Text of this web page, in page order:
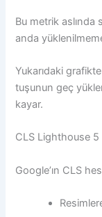
Bu metrik
anda
Yukarıdaki
tuşunun geç
kayar.
CLS Lighthouse
Google’ın CLS